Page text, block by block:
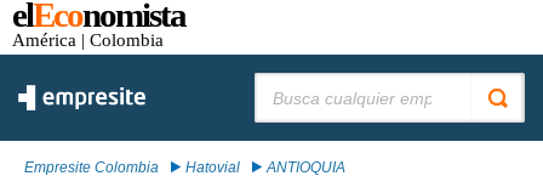
elEconomista
América | Colombia
Empresite Colombia Hatovial ANTIOQUIA